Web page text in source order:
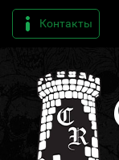
Контакты